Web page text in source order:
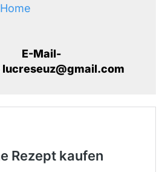
Home
lucreseuz@gmail.com